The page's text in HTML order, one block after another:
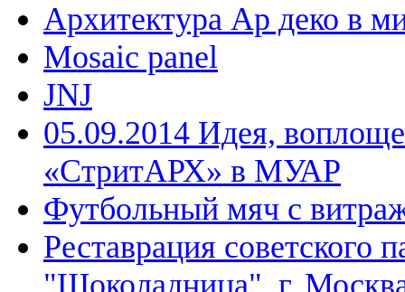
Архитектура Ар деко в
Mosaic panel
JNJ
05.09.2014 Идея,
«СтритАРХ» в МУАР
Футбольный мяч с
Реставрация советского
"Шоколадница", г.